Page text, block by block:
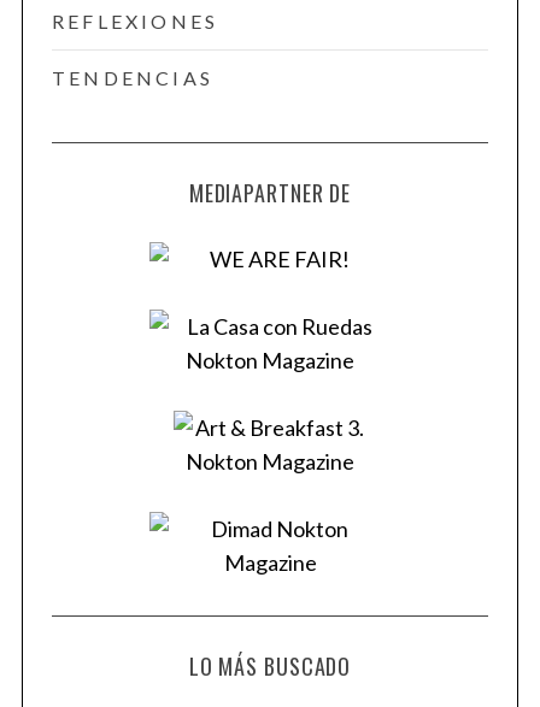
REFLEXIONES
TENDENCIAS
MEDIAPARTNER DE
LO MÁS BUSCADO